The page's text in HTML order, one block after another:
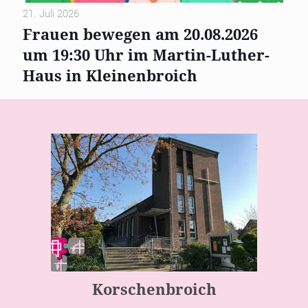
21. Juli 2026
Frauen bewegen am 20.08.2026
um 19:30 Uhr im Martin-Luther-
Haus in Kleinenbroich
Korschenbroich